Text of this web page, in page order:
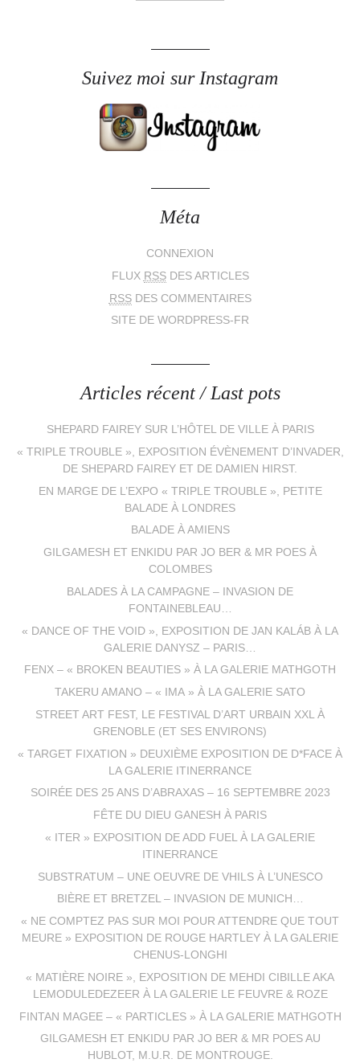
Suivez moi sur Instagram
Méta
CONNEXION
FLUX RSSDES ARTICLES
RSSDES COMMENTAIRES
SITE DE WORDPRESS-FR
Articles récent / Last pots
SHEPARD FAIREY SUR L’HÔTEL DE VILLE À PARIS
« TRIPLE TROUBLE », EXPOSITION ÉVÈNEMENT D’INVADER,
DE SHEPARD FAIREY ET DE DAMIEN HIRST.
EN MARGE DE L’EXPO « TRIPLE TROUBLE », PETITE
BALADE À LONDRES
BALADE À AMIENS
GILGAMESH ET ENKIDU PAR JO BER & MR POES À
COLOMBES
BALADES À LA CAMPAGNE – INVASION DE
FONTAINEBLEAU…
« DANCE OF THE VOID », EXPOSITION DE JAN KALÁB À LA
GALERIE DANYSZ – PARIS…
FENX – « BROKEN BEAUTIES » À LA GALERIE MATHGOTH
TAKERU AMANO – « IMA » À LA GALERIE SATO
STREET ART FEST, LE FESTIVAL D’ART URBAIN XXL À
GRENOBLE (ET SES ENVIRONS)
« TARGET FIXATION » DEUXIÈME EXPOSITION DE D*FACE À
LA GALERIE ITINERRANCE
SOIRÉE DES 25 ANS D’ABRAXAS – 16 SEPTEMBRE 2023
FÊTE DU DIEU GANESH À PARIS
« ITER » EXPOSITION DE ADD FUEL À LA GALERIE
ITINERRANCE
SUBSTRATUM – UNE OEUVRE DE VHILS À L’UNESCO
BIÈRE ET BRETZEL – INVASION DE MUNICH…
« NE COMPTEZ PAS SUR MOI POUR ATTENDRE QUE TOUT
MEURE » EXPOSITION DE ROUGE HARTLEY À LA GALERIE
CHENUS-LONGHI
« MATIÈRE NOIRE », EXPOSITION DE MEHDI CIBILLE AKA
LEMODULEDEZEER À LA GALERIE LE FEUVRE & ROZE
FINTAN MAGEE – « PARTICLES » À LA GALERIE MATHGOTH
GILGAMESH ET ENKIDU PAR JO BER & MR POES AU
HUBLOT, M.U.R. DE MONTROUGE.